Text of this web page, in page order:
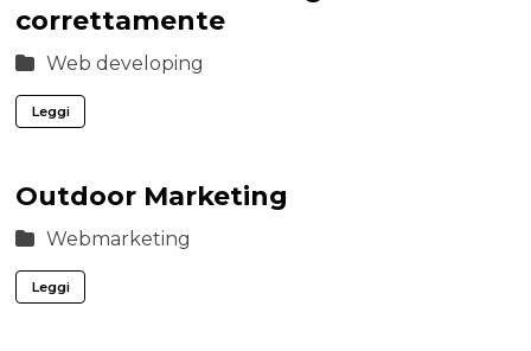
correttamente
Web developing
Leggi
Outdoor Marketing
Webmarketing
Leggi